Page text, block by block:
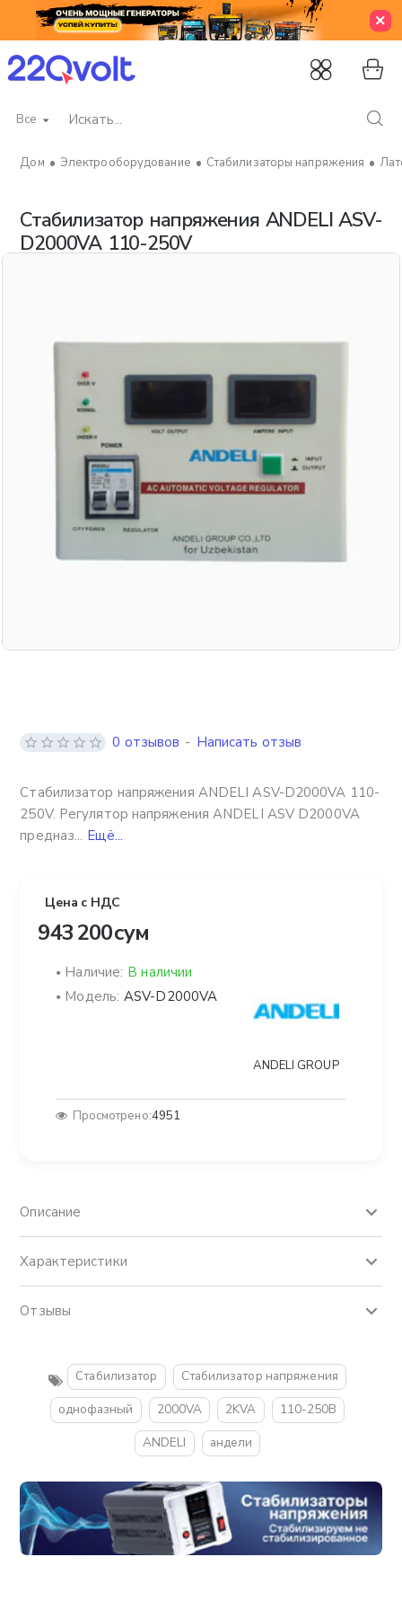
Все
Искать...
Стабилизатор напряжения ANDELI ASV-
D2000VA 110-250V
Электрооборудование Стабилизаторы напряжения
Стабилизатор напряжения ANDELI ASV-D2000VA 110-
250V. Регулятор напряжения ANDELI ASV D2000VA
предназ... Ещё...
0 отзывов - Написать отзыв
Цена с НДС
943 200 сум
Наличие: В наличии
Модель: ASV-D2000VA
ANDELI GROUP
Просмотрено:4951
Описание
Характеристики
Отзывы
Стабилизатор
Стабилизатор напряжения
однофазный
2000VA 2KVA
110-250В
ANDELI
андели